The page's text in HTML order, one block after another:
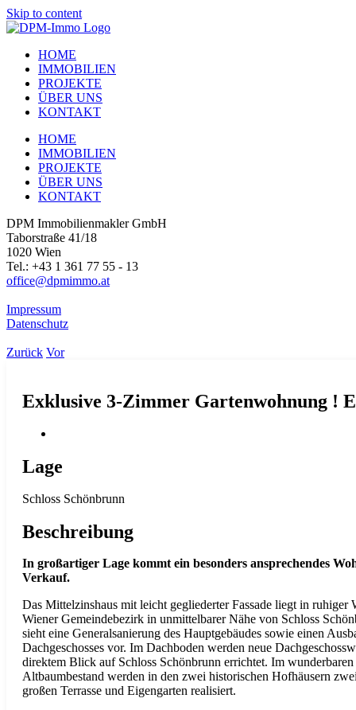
Skip to content
HOME
IMMOBILIEN
PROJEKTE
ÜBER UNS
KONTAKT
HOME
IMMOBILIEN
PROJEKTE
ÜBER UNS
KONTAKT
DPM Immobilienmakler GmbH
Taborstraße 41/18
1020 Wien
Tel.: +43 1 361 77 55 - 13
office@dpmimmo.at
Impressum
Datenschutz
Zurück Vor
Exklusive 3-Zimmer Gartenwohnung !
Lage
Schloss Schönbrunn
Beschreibung
In großartiger Lage kommt ein besonders ansprechendes
Verkauf.
Das Mittelzinshaus mit leicht gegliederter Fassade liegt in ruhiger
Wiener Gemeindebezirk in unmittelbarer Nähe von Schloss
sieht eine Generalsanierung des Hauptgebäudes sowie einen
Dachgeschosses vor. Im Dachboden werden neue
direktem Blick auf Schloss Schönbrunn errichtet. Im
Altbaumbestand werden in den zwei historischen Hofhäusern
großen Terrasse und Eigengarten realisiert.